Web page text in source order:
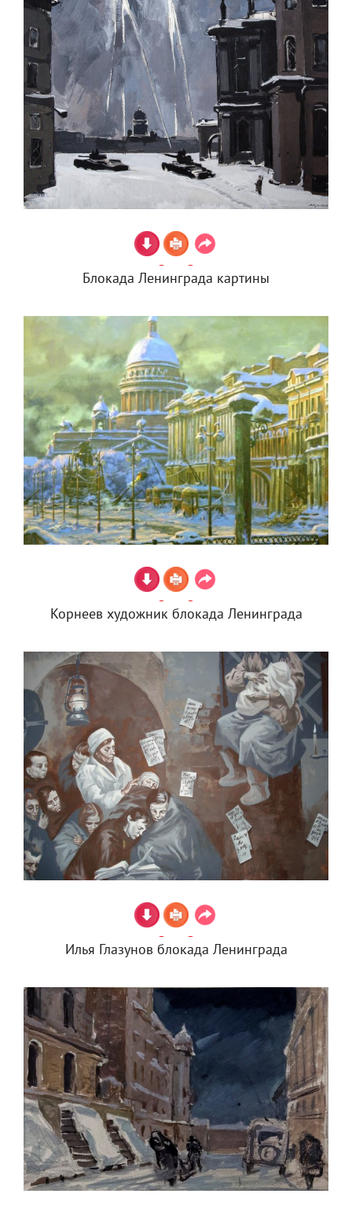
Блокада Ленинграда картины
Корнеев художник блокада Ленинграда
Илья Глазунов блокада Ленинграда